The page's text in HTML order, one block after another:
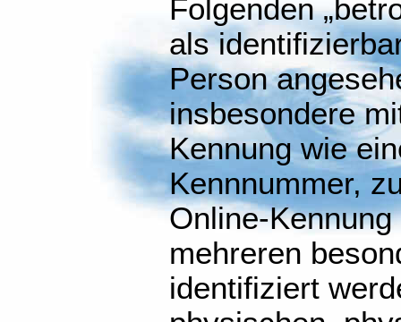
Folgenden
als
Person
insbesondere
Kennung wie
Kennnummer,
Online-
mehreren
identifiziert